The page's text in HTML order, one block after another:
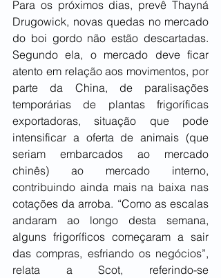
Para os próximos dias, prevê Thayná
Drugowick, novas quedas no mercado
do boi gordo não estão descartadas.
Segundo ela, o mercado deve ficar
atento em relação aos movimentos, por
parte da China, de paralisações
temporárias de plantas frigoríficas
exportadoras, situação que pode
intensificar a oferta de animais (que
seriam embarcados ao mercado
chinês) ao mercado interno,
contribuindo ainda mais na baixa nas
cotações da arroba. “Como as escalas
andaram ao longo desta semana,
alguns frigoríficos começaram a sair
das compras, esfriando os negócios”,
relata a Scot, referindo-se